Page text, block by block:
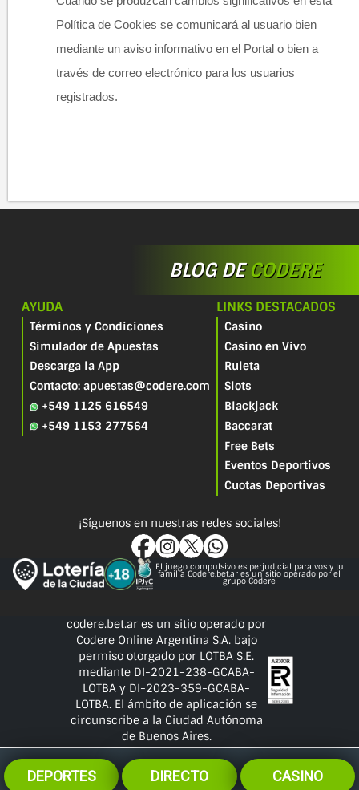
DEPORTES DIRECTO CASINO
Política de Cookies se comunicará al usuario bien
mediante un aviso informativo en el Portal o bien a
través de correo electrónico para los usuarios
registrados.​
BLOG DECODERE
AYUDA
Términos y Condiciones
Simulador de Apuestas
Descarga la App
Contacto: apuestas@codere.com
+549 1125 616549
+549 1153 277564
LINKS DESTACADOS
Casino
Casino en Vivo
Ruleta
Slots
Blackjack
Baccarat
Free Bets
Eventos Deportivos
Cuotas Deportivas
¡Síguenos en nuestras redes sociales!
El juego compulsivo es perjudicial para vos y tu
familia Codere.bet.ar es un sitio operado por el
grupo Codere
codere.bet.ar es un sitio operado por
Codere Online Argentina S.A. bajo
permiso otorgado por LOTBA S.E.
mediante DI-2021-238-GCABA-
LOTBA y DI-2023-359-GCABA-
LOTBA. El ámbito de aplicación se
circunscribe a la Ciudad Autónoma
de Buenos Aires.